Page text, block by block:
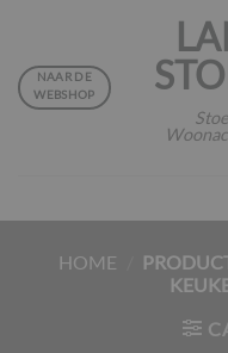
inhoudNAAR DE
WEBSHOP
HOME